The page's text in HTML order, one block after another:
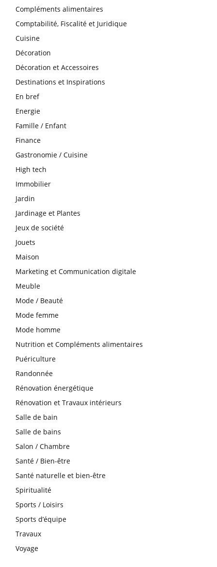
Compléments alimentaires
Comptabilité, Fiscalité et Juridique
Cuisine
Décoration
Décoration et Accessoires
Destinations et Inspirations
En bref
Energie
Famille / Enfant
Finance
Gastronomie / Cuisine
High tech
Immobilier
Jardin
Jardinage et Plantes
Jeux de société
Jouets
Maison
Marketing et Communication digitale
Meuble
Mode / Beauté
Mode femme
Mode homme
Nutrition et Compléments alimentaires
Puériculture
Randonnée
Rénovation énergétique
Rénovation et Travaux intérieurs
Salle de bain
Salle de bains
Salon / Chambre
Santé / Bien-être
Santé naturelle et bien-être
Spiritualité
Sports / Loisirs
Sports d’équipe
Travaux
Voyage